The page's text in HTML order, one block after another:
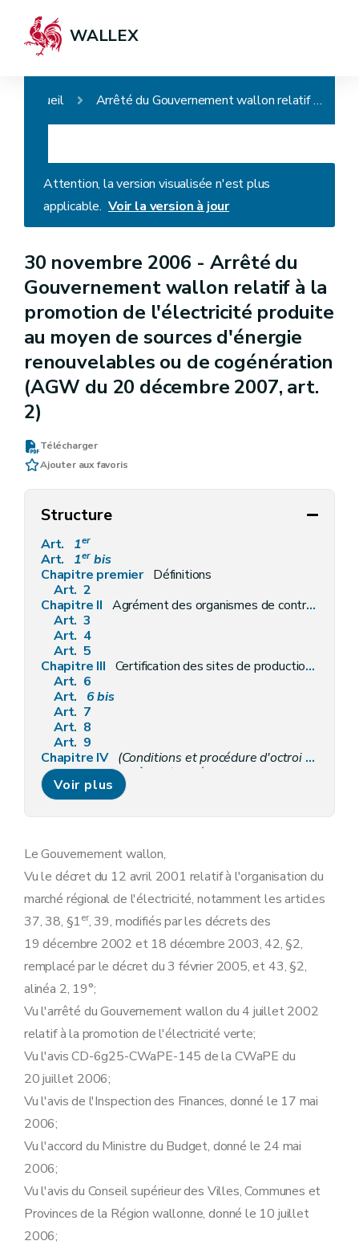
WALLEX
Accueil Arrêté du Gouvernement wallon relatif à la promotion de l'électricité produite au moyen de sources d'énergie renouvelables ou de cogénération (AGW du 20 décembre 2007, art. 2)
Attention, la version visualisée n'est plus
applicable. Voir la version à jour
30 novembre 2006 - Arrêté du
Gouvernement wallon relatif à la
promotion de l'électricité produite
au moyen de sources d'énergie
renouvelables ou de cogénération
(AGW du 20 décembre 2007, art.
2)
Télécharger
Ajouter aux favoris
Structure
Art. 1er
Art. 1er bis
Chapitre premier Définitions
Art. 2
Chapitre II Agrément des organismes de contrôle
Art. 3
Art. 4
Art. 5
Chapitre III Certification des sites de production d'électricité à partir de sources d'énergie renouvelables et/ou de cogénération
Art. 6
Art.
6bis
Art. 7
Art. 8
Art. 9
Chapitre IV (Conditions et procédure d'octroi et de suspension des garanties d'origine et des certificats verts. - AGW du 16 mai 2024, art.5)
Section première
(Procédure d'octroi des garanties d'origine et des certificats verts. - AGW du 16 mai 2024, art.6)
Art. 10
Art. 11
Art. 14
Section première
Art. 15
Art. 15bis
Art.
Art. 15ter/1
Art. 15ter/2
15
Art. 15quinquies
Art.
Art.15octies
Art.15 decies
Art. 16
Art. 17
Art.17/1
Art.
17/2
Art.17/3
Art. 17/5
Art.17/6
Art.17/8
Sectionpremièreter
Conditions d'octroi et validité des labels de garantie d'origine
Art. 17bis
Section 2
Voir plus
Le Gouvernement wallon,
Vu le décret du 12 avril 2001 relatif à l'organisation du
marché régional de l'électricité, notamment les articles
37, 38, §1er, 39, modifiés par les décrets des
19 décembre 2002 et 18 décembre 2003, 42, §2,
remplacé par le décret du 3 février 2005, et 43, §2,
alinéa 2, 19°;
Vu l'arrêté du Gouvernement wallon du 4 juillet 2002
relatif à la promotion de l'électricité verte;
Vu l'avis CD-6g25-CWaPE-145 de la CWaPE du
20 juillet 2006;
Vu l'avis de l'Inspection des Finances, donné le 17 mai
2006;
Vu l'accord du Ministre du Budget, donné le 24 mai
2006;
Vu l'avis du Conseil supérieur des Villes, Communes et
Provinces de la Région wallonne, donné le 10 juillet
2006;